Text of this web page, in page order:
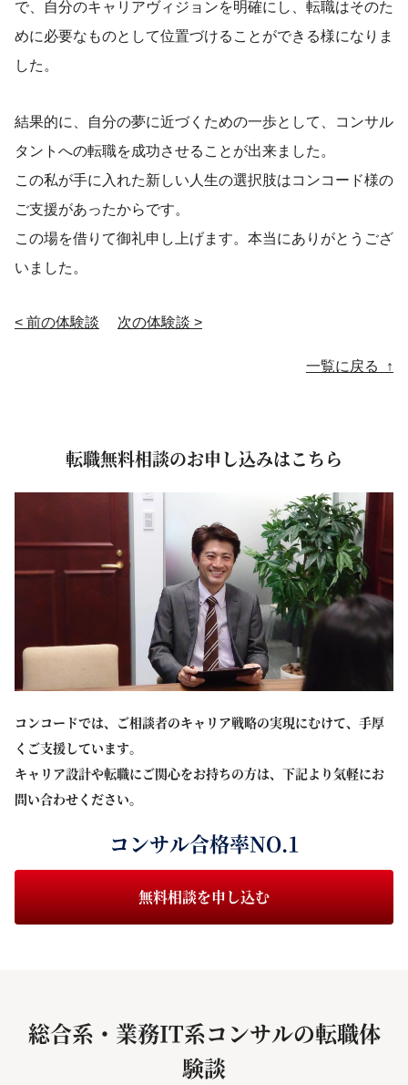
で、自分のキャリアヴィジョンを明確にし、転職はそのた
めに必要なものとして位置づけることができる様になりま
した。
結果的に、自分の夢に近づくための一歩として、コンサル
タントへの転職を成功させることが出来ました。
この私が手に入れた新しい人生の選択肢はコンコード様の
ご支援があったからです。
この場を借りて御礼申し上げます。本当にありがとうござ
いました。
< 前の体験談 次の体験談 >
一覧に戻る ↑
転職無料相談のお申し込みはこちら
コンコードでは、ご相談者のキャリア戦略の実現にむけて、手厚
くご支援しています。
キャリア設計や転職にご関心をお持ちの方は、下記より気軽にお
問い合わせください。
コンサル合格率NO.1
無料相談を申し込む
総合系・業務IT系コンサルの転職体
験談